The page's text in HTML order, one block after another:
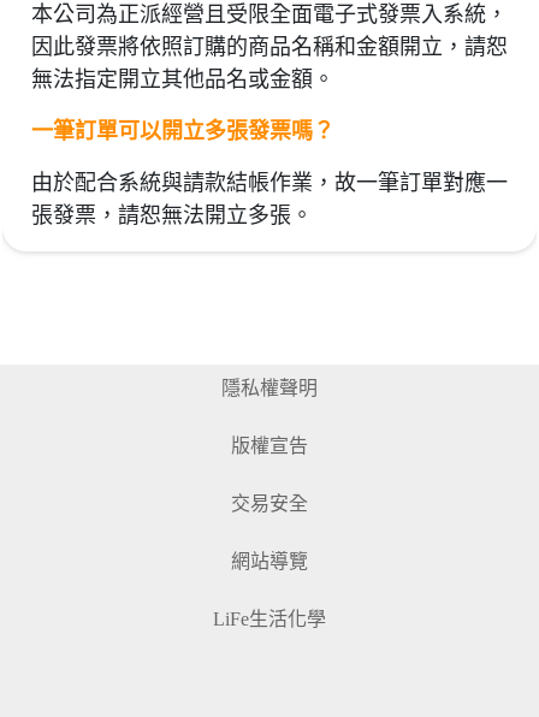
本公司為正派經營且受限全面電子式發票入系統，
因此發票將依照訂購的商品名稱和金額開立，請恕
無法指定開立其他品名或金額。
一筆訂單可以開立多張發票嗎？
由於配合系統與請款結帳作業，故一筆訂單對應一
張發票，請恕無法開立多張。
隱私權聲明
版權宣告
交易安全
網站導覽
LiFe生活化學